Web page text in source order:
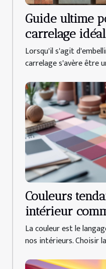
Guide ultime
carrelage
pièce de la
Lorsqu'il s'agit
carrelage s'avère être
Couleurs
intérieur
les associer
La couleur est le
nos intérieurs. Choisir